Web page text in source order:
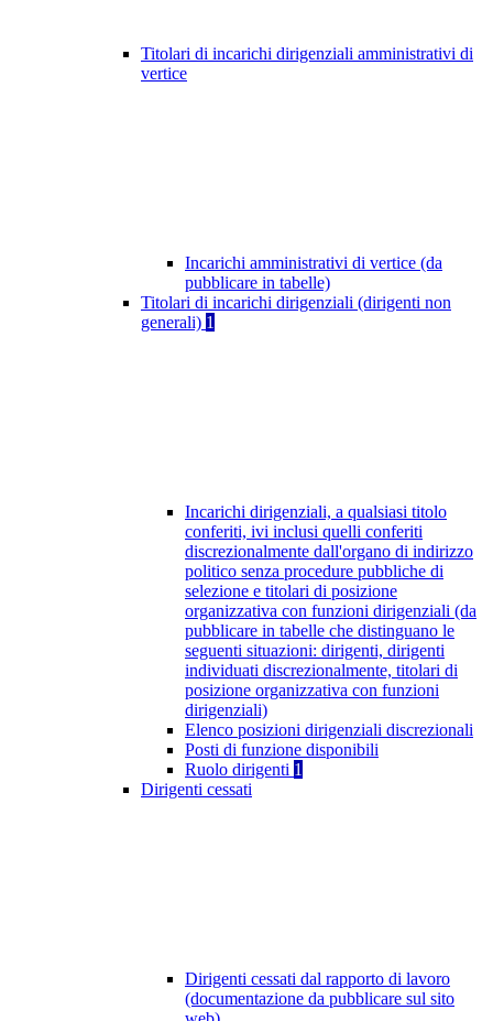
Titolari di incarichi dirigenziali amministrativi di
vertice
Incarichi amministrativi di vertice (da
pubblicare in tabelle)
Titolari di incarichi dirigenziali (dirigenti non
generali) 1
Incarichi dirigenziali, a qualsiasi titolo
conferiti, ivi inclusi quelli conferiti
discrezionalmente dall'organo di indirizzo
politico senza procedure pubbliche di
selezione e titolari di posizione
organizzativa con funzioni dirigenziali (da
pubblicare in tabelle che distinguano le
seguenti situazioni: dirigenti, dirigenti
individuati discrezionalmente, titolari di
posizione organizzativa con funzioni
dirigenziali)
Elenco posizioni dirigenziali discrezionali
Posti di funzione disponibili
Ruolo dirigenti 1
Dirigenti cessati
Dirigenti cessati dal rapporto di lavoro
(documentazione da pubblicare sul sito